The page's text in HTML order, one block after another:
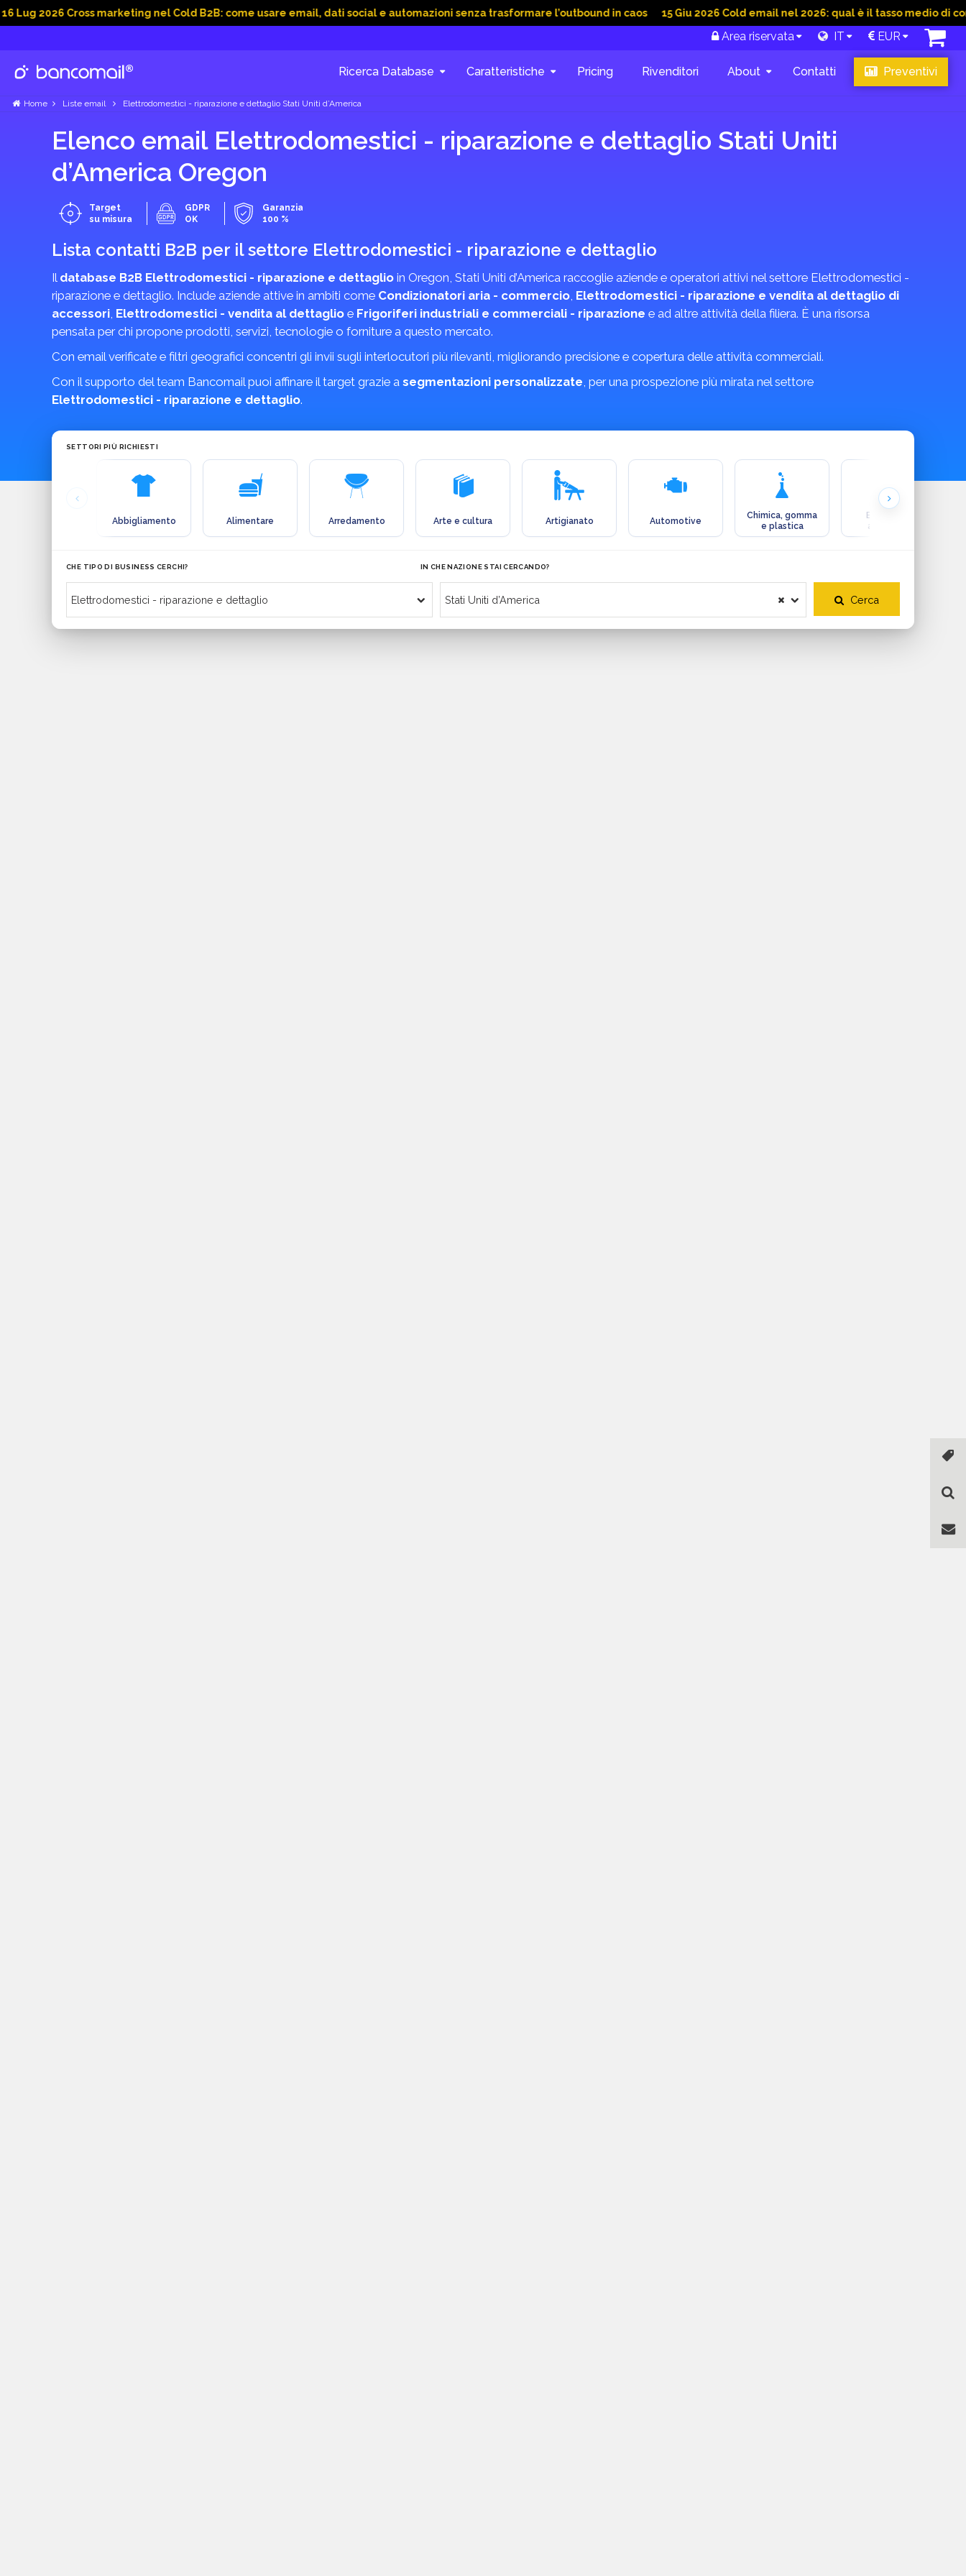
Cross marketing nel Cold B2B: come usare email, dati social e automazioni senza trasformare l’outbound in caos 15 Giu 2026 Cold email nel 2026: qual è il tasso medio di
Area riservata IT EUR
Ricerca Database Caratteristiche Pricing Rivenditori About Contatti Preventivi
Home Liste email Elettrodomestici - riparazione e dettaglio Stati Uniti d’America
Elenco email Elettrodomestici - riparazione e dettaglio Stati Uniti
d’America Oregon
Target
su misura
GDPR
OK
Garanzia
100 %
Lista contatti B2B per il settore Elettrodomestici - riparazione e dettaglio
Il database B2B Elettrodomestici - riparazione e dettaglio in Oregon, Stati Uniti d’America raccoglie aziende e operatori attivi nel settore Elettrodomestici -
riparazione e dettaglio. Include aziende attive in ambiti come Condizionatori aria - commercio, Elettrodomestici - riparazione e vendita al dettaglio di
accessori, Elettrodomestici - vendita al dettaglio e Frigoriferi industriali e commerciali - riparazione e ad altre attività della filiera. È una risorsa
pensata per chi propone prodotti, servizi, tecnologie o forniture a questo mercato.
Con email verificate e filtri geografici concentri gli invii sugli interlocutori più rilevanti, migliorando precisione e copertura delle attività commerciali.
Con il supporto del team Bancomail puoi affinare il target grazie a segmentazioni personalizzate, per una prospezione più mirata nel settore
Elettrodomestici - riparazione e dettaglio.
SETTORI PIÙ RICHIESTI
Abbigliamento Alimentare Arredamento Arte e cultura Artigianato Automotive
Chimica, gomma
e plastica
Ecologia e
ambiente
CHE TIPO DI BUSINESS CERCHI? IN CHE NAZIONE STAI CERCANDO?
Cerca